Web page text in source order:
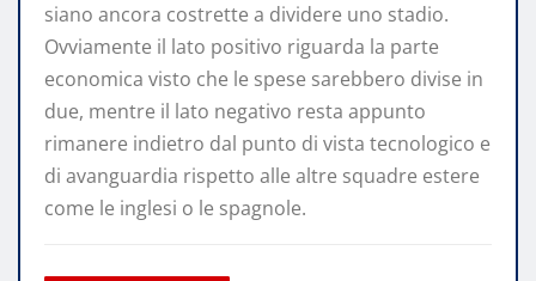
siano ancora costrette a dividere uno stadio.
Ovviamente il lato positivo riguarda la parte
economica visto che le spese sarebbero divise in
due, mentre il lato negativo resta appunto
rimanere indietro dal punto di vista tecnologico e
di avanguardia rispetto alle altre squadre estere
come le inglesi o le spagnole.